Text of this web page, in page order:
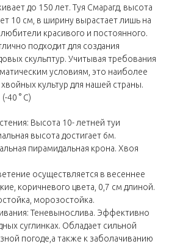
до 150 лет. Туя Смарагд, высота
10 см, в ширину вырастает лишь на
красивого и постоянного.
подходит для создания
скульптур. Учитывая требования
условиям, это наиболее
культур для нашей страны.
40 ° С)
Высота 10- летней туи
высота достигает 6м.
пирамидальная крона. Хвоя
осуществляется в весеннее
коричневого цвета, 0,7 см длиной.
морозостойка.
Теневынослива. Эффективно
суглинках. Обладает сильной
погоде,а также к заболачиванию